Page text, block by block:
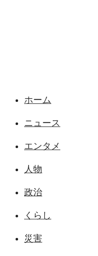
ホーム
ニュース
エンタメ
人物
政治
くらし
災害